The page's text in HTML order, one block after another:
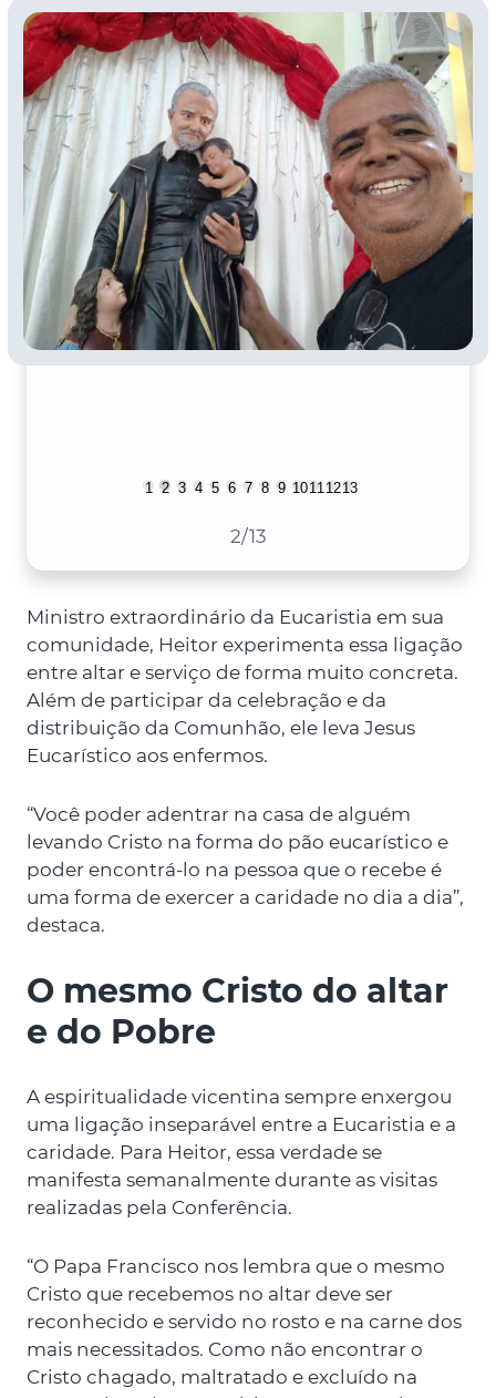
1 2 3 4 5 6 7 8 9 10111213
2/13
Ministro extraordinário da Eucaristia em sua
comunidade, Heitor experimenta essa ligação
entre altar e serviço de forma muito concreta.
Além de participar da celebração e da
distribuição da Comunhão, ele leva Jesus
Eucarístico aos enfermos.
“Você poder adentrar na casa de alguém
levando Cristo na forma do pão eucarístico e
poder encontrá-lo na pessoa que o recebe é
uma forma de exercer a caridade no dia a dia”,
destaca.
O mesmo Cristo do altar
e do Pobre
A espiritualidade vicentina sempre enxergou
uma ligação inseparável entre a Eucaristia e a
caridade. Para Heitor, essa verdade se
manifesta semanalmente durante as visitas
realizadas pela Conferência.
“O Papa Francisco nos lembra que o mesmo
Cristo que recebemos no altar deve ser
reconhecido e servido no rosto e na carne dos
mais necessitados. Como não encontrar o
Cristo chagado, maltratado e excluído na